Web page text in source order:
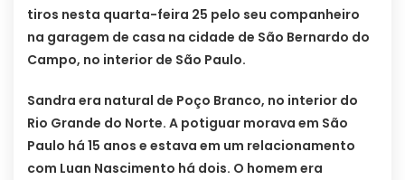
tiros nesta quarta-feira 25 pelo seu companheiro
na garagem de casa na cidade de São Bernardo do
Campo, no interior de São Paulo.
Sandra era natural de Poço Branco, no interior do
Rio Grande do Norte. A potiguar morava em São
Paulo há 15 anos e estava em um relacionamento
com Luan Nascimento há dois. O homem era